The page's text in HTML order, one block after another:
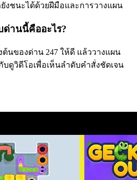
งชนะได้ด้วยฝีมือและการวางแผน
ด่านนี้คืออะไร?
นของด่าน 247 ให้ดี แล้ววางแผน
ดูวิดีโอเพื่อเห็นลำดับคำสั่งชัดเจน